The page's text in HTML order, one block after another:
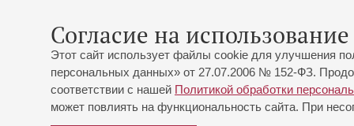
Согласие на
Этот сайт использует файлы cookie для улучшения
персональных данных» от 27.07.2006 № 152-ФЗ.
соответствии с нашей Политикой обработки
может повлиять на функциональность сайта. При